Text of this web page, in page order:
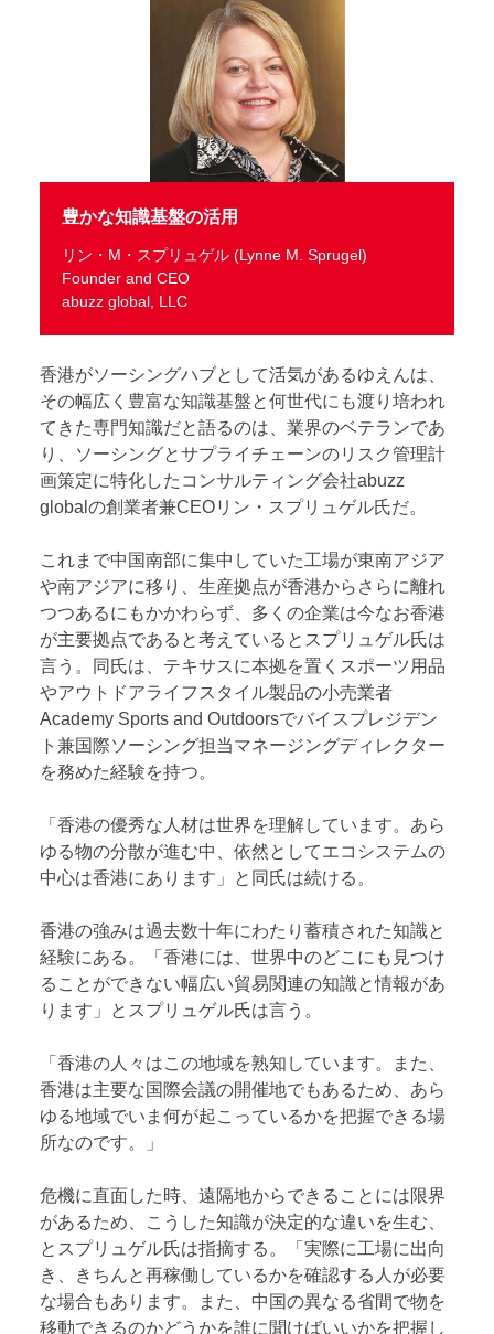
豊かな知識基盤の活用
リン・M・スプリュゲル (Lynne M. Sprugel)
Founder and CEO
abuzz global, LLC
香港がソーシングハブとして活気があるゆえんは、
その幅広く豊富な知識基盤と何世代にも渡り培われ
てきた専門知識だと語るのは、業界のベテランであ
り、ソーシングとサプライチェーンのリスク管理計
画策定に特化したコンサルティング会社abuzz
globalの創業者兼CEOリン・スプリュゲル氏だ。
これまで中国南部に集中していた工場が東南アジア
や南アジアに移り、生産拠点が香港からさらに離れ
つつあるにもかかわらず、多くの企業は今なお香港
が主要拠点であると考えているとスプリュゲル氏は
言う。同氏は、テキサスに本拠を置くスポーツ用品
やアウトドアライフスタイル製品の小売業者
Academy Sports and Outdoorsでバイスプレジデン
ト兼国際ソーシング担当マネージングディレクター
を務めた経験を持つ。
「香港の優秀な人材は世界を理解しています。あら
ゆる物の分散が進む中、依然としてエコシステムの
中心は香港にあります」と同氏は続ける。
香港の強みは過去数十年にわたり蓄積された知識と
経験にある。「香港には、世界中のどこにも見つけ
ることができない幅広い貿易関連の知識と情報があ
ります」とスプリュゲル氏は言う。
「香港の人々はこの地域を熟知しています。また、
香港は主要な国際会議の開催地でもあるため、あら
ゆる地域でいま何が起こっているかを把握できる場
所なのです。」
危機に直面した時、遠隔地からできることには限界
があるため、こうした知識が決定的な違いを生む、
とスプリュゲル氏は指摘する。「実際に工場に出向
き、きちんと再稼働しているかを確認する人が必要
な場合もあります。また、中国の異なる省間で物を
移動できるのかどうかを誰に聞けばいいかを把握し